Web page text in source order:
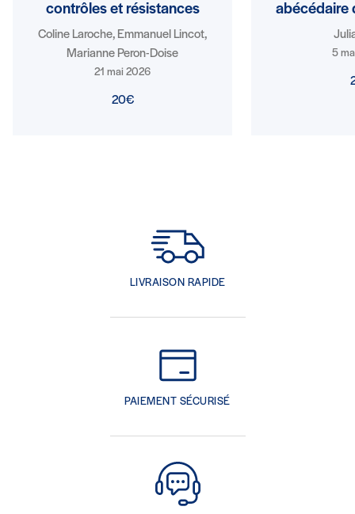
contrôles et résistances
Coline Laroche, Emmanuel Lincot,
Marianne Peron-Doise
21 mai 2026
20€
abécédaire
5
LIVRAISON RAPIDE
PAIEMENT SÉCURISÉ